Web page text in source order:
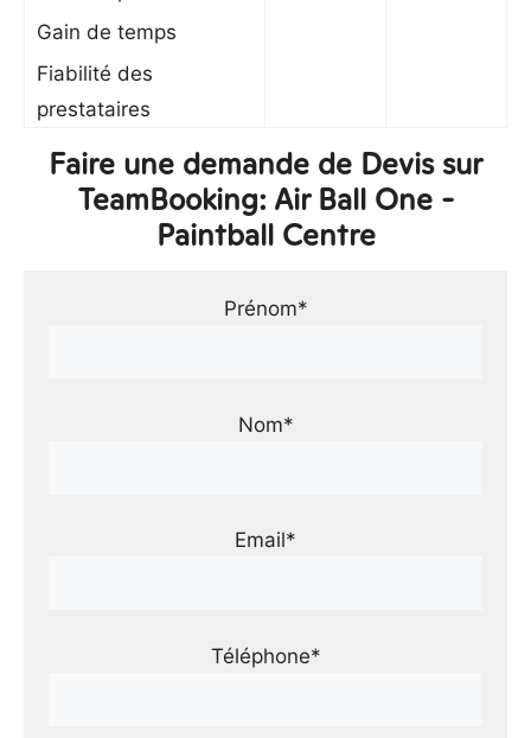
Gain de temps
Fiabilité des
prestataires
Faire une demande de Devis sur
TeamBooking: Air Ball One -
Paintball Centre
Prénom*
Nom*
Email*
Téléphone*